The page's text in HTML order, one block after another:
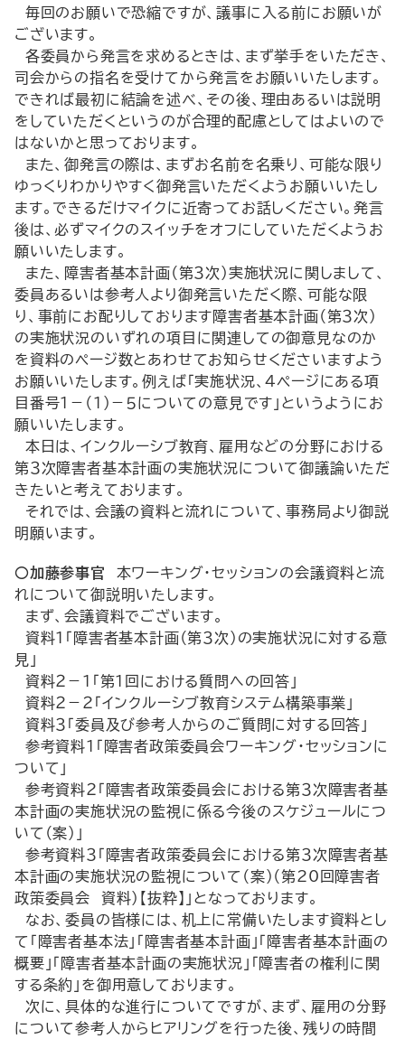
毎回のお願いで恐縮ですが、議事に入る前にお願いが
ございます。
各委員から発言を求めるときは、まず挙手をいただき、
司会からの指名を受けてから発言をお願いいたします。
できれば最初に結論を述べ、その後、理由あるいは説明
をしていただくというのが合理的配慮としてはよいので
はないかと思っております。
また、御発言の際は、まずお名前を名乗り、可能な限り
ゆっくりわかりやすく御発言いただくようお願いいたし
ます。できるだけマイクに近寄ってお話しください。発言
後は、必ずマイクのスイッチをオフにしていただくようお
願いいたします。
また、障害者基本計画（第３次）実施状況に関しまして、
委員あるいは参考人より御発言いただく際、可能な限
り、事前にお配りしております障害者基本計画（第３次）
の実施状況のいずれの項目に関連しての御意見なのか
を資料のページ数とあわせてお知らせくださいますよう
お願いいたします。例えば「実施状況、４ページにある項
目番号１－（１）－５についての意見です」というようにお
願いいたします。
本日は、インクルーシブ教育、雇用などの分野における
第３次障害者基本計画の実施状況について御議論いただ
きたいと考えております。
それでは、会議の資料と流れについて、事務局より御説
明願います。
○加藤参事官
本ワーキング・セッションの会議資料と流
れについて御説明いたします。
まず、会議資料でございます。
資料１「障害者基本計画（第３次）の実施状況に対する意
見」
資料２－１「第１回における質問への回答」
資料２－２「インクルーシブ教育システム構築事業」
資料３「委員及び参考人からのご質問に対する回答」
参考資料１「障害者政策委員会ワーキング・セッションに
ついて」
参考資料２「障害者政策委員会における第３次障害者基
本計画の実施状況の監視に係る今後のスケジュールにつ
いて（案）」
参考資料３「障害者政策委員会における第３次障害者基
本計画の実施状況の監視について（案）（第20回障害者
政策委員会 資料）【抜粋】」となっております。
なお、委員の皆様には、机上に常備いたします資料とし
て「障害者基本法」「障害者基本計画」「障害者基本計画の
概要」「障害者基本計画の実施状況」「障害者の権利に関
する条約」を御用意しております。
次に、具体的な進行についてですが、まず、雇用の分野
について参考人からヒアリングを行った後、残りの時間